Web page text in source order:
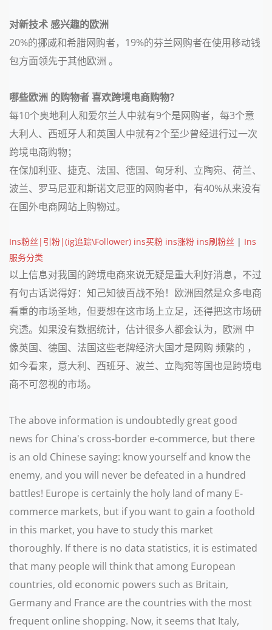
对新技术 感兴趣的欧洲
20%的挪威和希腊网购者，19%的芬兰网购者在使用移动钱
包方面领先于其他欧洲 。
哪些欧洲 的购物者 喜欢跨境电商购物？
每10个奥地利人和爱尔兰人中就有9个是网购者，每3个意
大利人、西班牙人和英国人中就有2个至少曾经进行过一次
跨境电商购物；
在保加利亚、捷克、法国、德国、匈牙利、立陶宛、荷兰、
波兰、罗马尼亚和斯诺文尼亚的网购者中，有40%从来没有
在国外电商网站上购物过。
Ins粉丝|引粉|(ig追踪\Follower) ins买粉 ins涨粉 ins刷粉丝 | Ins
服务分类
以上信息对我国的跨境电商来说无疑是重大利好消息，不过
有句古话说得好：知己知彼百战不殆！欧洲固然是众多电商
看重的市场圣地，但要想在这市场上立足，还得把这市场研
究透。如果没有数据统计，估计很多人都会认为，欧洲 中
像英国、德国、法国这些老牌经济大国才是网购 频繁的 ，
如今看来，意大利、西班牙、波兰、立陶宛等国也是跨境电
商不可忽视的市场。
The above information is undoubtedly great good
news for China's cross-border e-commerce, but there
is an old Chinese saying: know yourself and know the
enemy, and you will never be defeated in a hundred
battles! Europe is certainly the holy land of many E-
commerce markets, but if you want to gain a foothold
in this market, you have to study this market
thoroughly. If there is no data statistics, it is estimated
that many people will think that among European
countries, old economic powers such as Britain,
Germany and France are the countries with the most
frequent online shopping. Now, it seems that Italy,